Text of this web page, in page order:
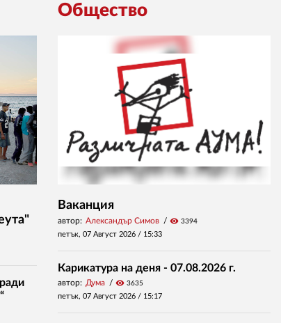
Общество
Ваканция
автор: Александър Симов visibility 3394
петък, 07 Август 2026 / 15:33
Карикатура на деня - 07.08.2026 г.
автор: Дума visibility 3635
петък, 07 Август 2026 / 15:17